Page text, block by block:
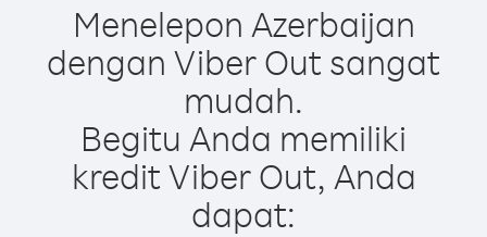
Menelepon Azerbaijan
dengan Viber Out sangat
mudah.
Begitu Anda memiliki
kredit Viber Out, Anda
dapat: